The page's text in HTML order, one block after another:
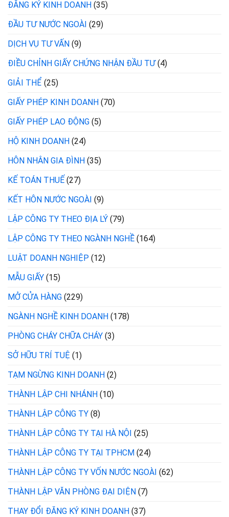
ĐĂNG KÝ KINH DOANH (35)
ĐẦU TƯ NƯỚC NGOÀI (29)
DỊCH VỤ TƯ VẤN (9)
ĐIỀU CHỈNH GIẤY CHỨNG NHẬN ĐẦU TƯ(4)
GIẢI THỂ (25)
GIẤY PHÉP KINH DOANH (70)
GIẤY PHÉP LAO ĐỘNG (5)
HỘ KINH DOANH (24)
HÔN NHÂN GIA ĐÌNH (35)
KẾ TOÁN THUẾ (27)
KẾT HÔN NƯỚC NGOÀI (9)
LẬP CÔNG TY THEO ĐỊA LÝ (79)
LẬP CÔNG TY THEO NGÀNH NGHỀ (164)
LUẬT DOANH NGHIỆP (12)
MẪU GIẤY (15)
MỞ CỬA HÀNG (229)
NGÀNH NGHỀ KINH DOANH (178)
PHÒNG CHÁY CHỮA CHÁY (3)
SỞ HỮU TRÍ TUỆ (1)
TẠM NGỪNG KINH DOANH (2)
THÀNH LẬP CHI NHÁNH (10)
THÀNH LẬP CÔNG TY (8)
THÀNH LẬP CÔNG TY TẠI HÀ NỘI (25)
THÀNH LẬP CÔNG TY TẠI TPHCM (24)
THÀNH LẬP CÔNG TY VỐN NƯỚC NGOÀI (62)
THÀNH LẬP VĂN PHÒNG ĐẠI DIỆN (7)
THAY ĐỔI ĐĂNG KÝ KINH DOANH (37)